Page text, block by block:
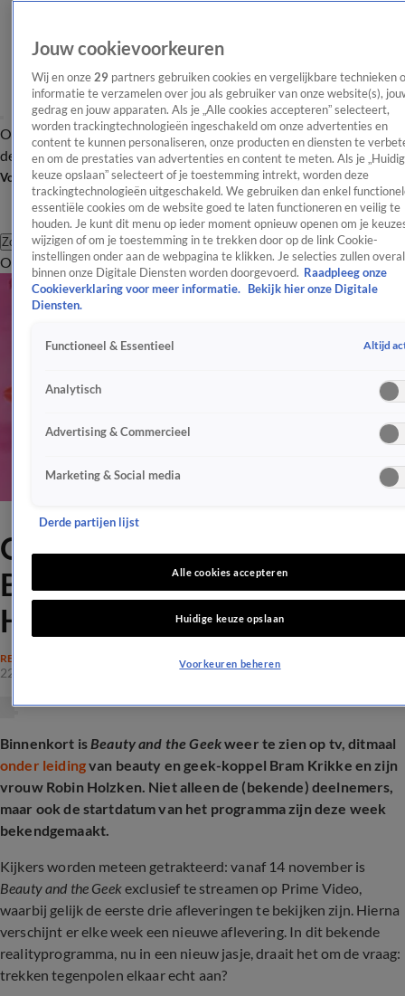
OverzichtAfleveringen Entertainment TV Algemeen
Tip
de redactieNieuwsbrief
Volg Shownieuws
Zoeken
OverzichtEntertainmentSpraakmakendRealityCrimeVideo's
Op déze datum schitteren
Bram Krikke en Robin
Holzken op tv
REALITY
22 okt 2025, 16:58
Binnenkort isBeauty and the Geekweer te zien op tv, ditmaal
onder leidingvan beauty en geek-koppel Bram Krikke en zijn
vrouw Robin Holzken. Niet alleen de (bekende) deelnemers,
maar ook de startdatum van het programma zijn deze week
bekendgemaakt.
Kijkers worden meteen getrakteerd: vanaf 14 november is
Beauty and the Geekexclusief te streamen op Prime Video,
waarbij gelijk de eerste drie afleveringen te bekijken zijn. Hierna
verschijnt er elke week een nieuwe aflevering. In dit bekende
realityprogramma, nu in een nieuw jasje, draait het om de vraag:
trekken tegenpolen elkaar echt aan?
Jouw cookievoorkeuren
Wij en onze 29 partners gebruiken cookies en vergelijkbare technieken
informatie te verzamelen over jou als gebruiker van onze website(s),
gedrag en jouw apparaten. Als je „Alle cookies accepteren” selecteert,
worden trackingtechnologieën ingeschakeld om onze advertenties en
content te kunnen personaliseren, onze producten en diensten te
en om de prestaties van advertenties en content te meten. Als je
keuze opslaan” selecteert of je toestemming intrekt, worden deze
trackingtechnologieën uitgeschakeld. We gebruiken dan enkel
essentiële cookies om de website goed te laten functioneren en veilig te
houden. Je kunt dit menu op ieder moment opnieuw openen om je
wijzigen of om je toestemming in te trekken door op de link Cookie-
instellingen onder aan de webpagina te klikken. Je selecties zullen overal
binnen onze Digitale Diensten worden doorgevoerd. Raadpleeg onze
Cookieverklaring voor meer informatie.
Bekijk hier onze Digitale
Diensten.
Functioneel & Essentieel Altijd
Analytisch
Advertising & Commercieel
Marketing & Social media
Derde partijen lijst
Alle cookies accepteren
Huidige keuze opslaan
Voorkeuren beheren